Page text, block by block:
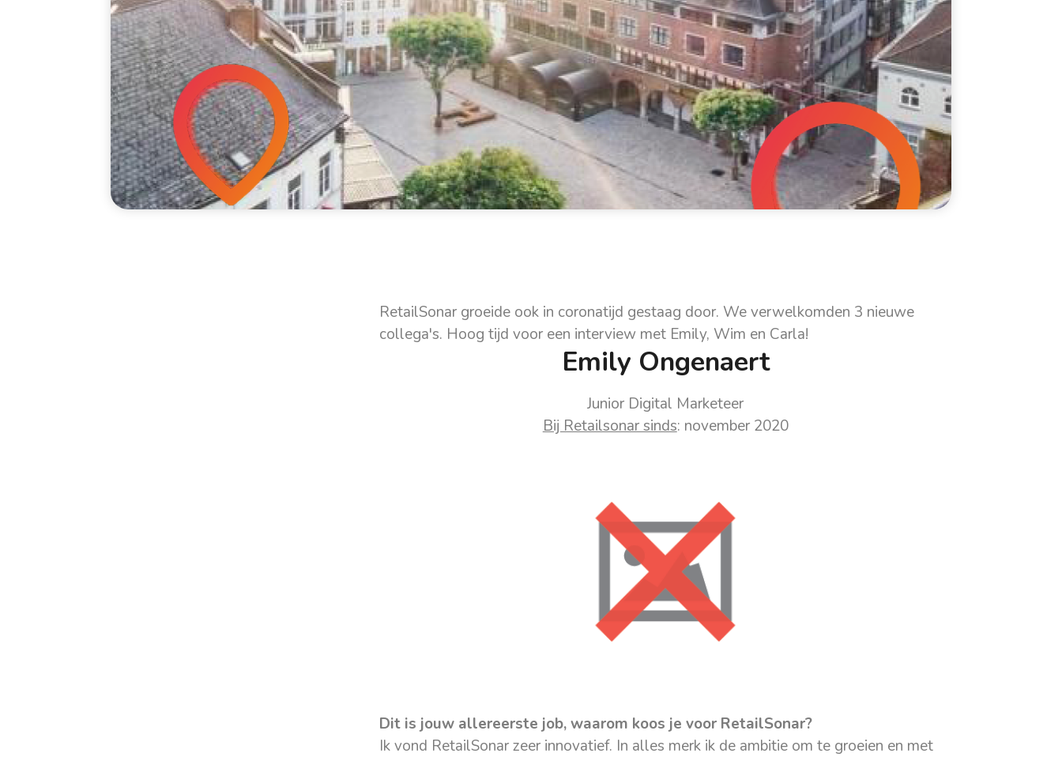
RetailSonar groeide ook in coronatijd gestaag door. We verwelkomden 3 nieuwe
collega's. Hoog tijd voor een interview met Emily, Wim en Carla!
Emily Ongenaert
Junior Digital Marketeer
Bij Retailsonar sinds: november 2020
Dit is jouw allereerste job, waarom koos je voor RetailSonar?
Ik vond RetailSonar zeer innovatief. In alles merk ik de ambitie om te groeien en met